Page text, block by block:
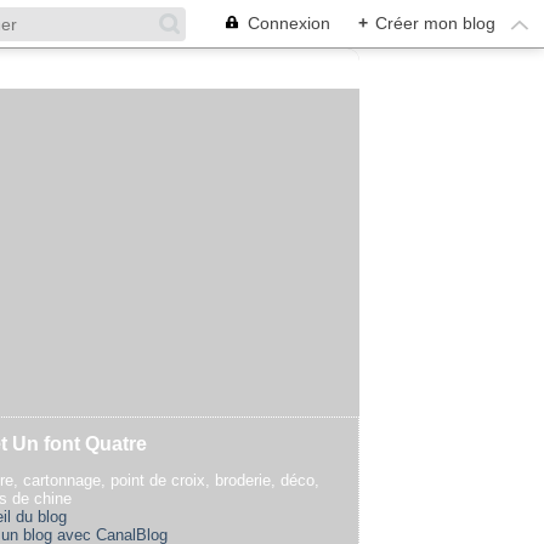
Connexion + Créer mon blog
Un font Quatre
cartonnage, point de croix, broderie, déco,
de chine
du blog
blog avec CanalBlog